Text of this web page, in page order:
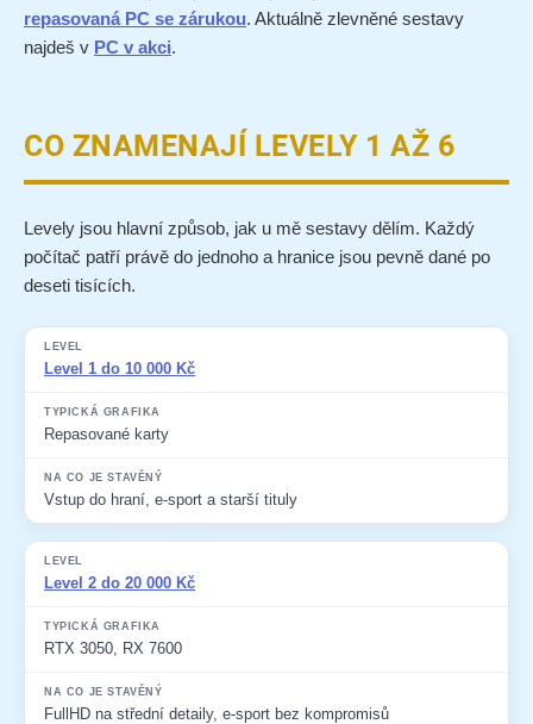
repasovaná PC se zárukou. Aktuálně zlevněné sestavy
najdeš v PC v akci.
CO ZNAMENAJÍ LEVELY 1 AŽ 6
Levely jsou hlavní způsob, jak u mě sestavy dělím. Každý
počítač patří právě do jednoho a hranice jsou pevně dané po
deseti tisících.
Level
Level 1 do 10 000 Kč
Repasované karty
Vstup do hraní, e-sport a starší tituly
Level 2 do 20 000 Kč
RTX 3050, RX 7600
FullHD na střední detaily, e-sport bez kompromisů